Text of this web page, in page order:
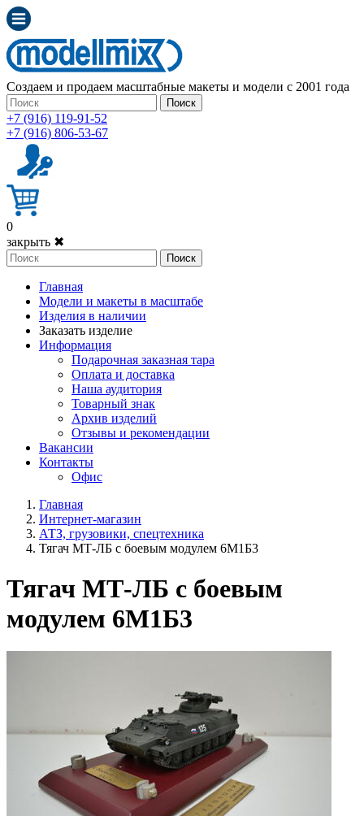
Создаем и продаем масштабные макеты и модели с 2001 года
Поиск
+7 (916) 119-91-52
+7 (916) 806-53-67
0
закрыть ✖
Поиск
Главная
Модели и макеты в масштабе
Изделия в наличии
Заказать изделие
Информация
Подарочная заказная тара
Оплата и доставка
Наша аудитория
Товарный знак
Архив изделий
Отзывы и рекомендации
Вакансии
Контакты
Офис
Главная
Интернет-магазин
АТЗ, грузовики, спецтехника
Тягач МТ-ЛБ с боевым модулем 6М1Б3
Тягач МТ-ЛБ с боевым
модулем 6М1Б3